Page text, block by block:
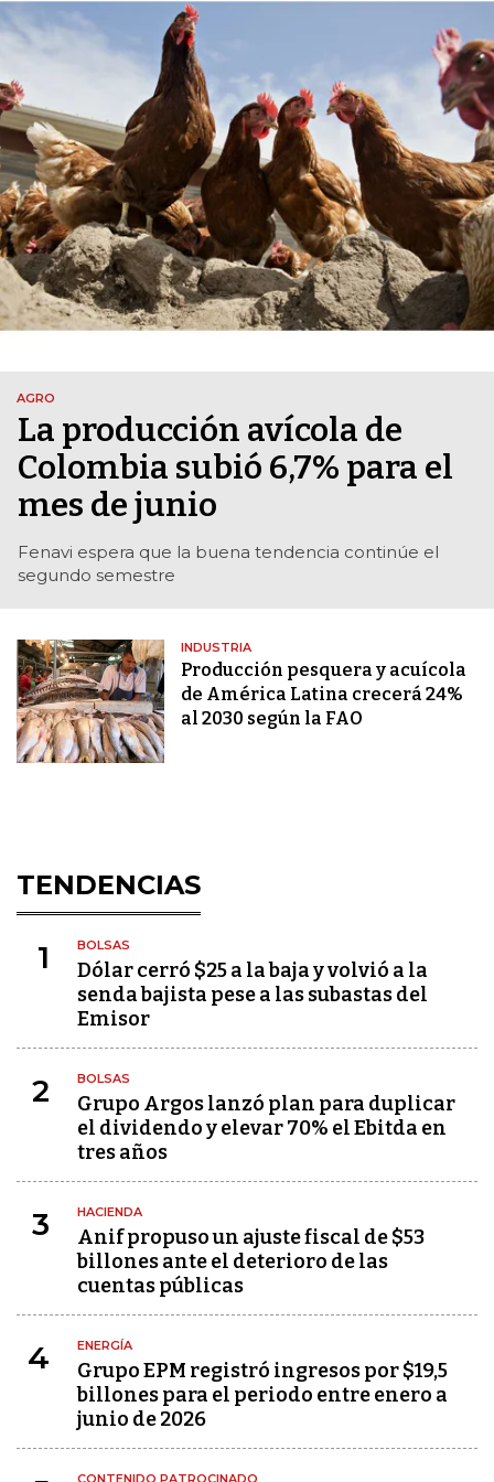
AGRO
La producción avícola de
Colombia subió 6,7% para el
mes de junio
Fenavi espera que la buena tendencia continúe el
segundo semestre
INDUSTRIA
Producción pesquera y acuícola
de América Latina crecerá 24%
al 2030 según la FAO
TENDENCIAS
1 BOLSAS
Dólar cerró $25 a la baja y volvió a la
senda bajista pese a las subastas del
Emisor
2 BOLSAS
Grupo Argos lanzó plan para duplicar
el dividendo y elevar 70% el Ebitda en
tres años
3 HACIENDA
Anif propuso un ajuste fiscal de $53
billones ante el deterioro de las
cuentas públicas
4 ENERGÍA
Grupo EPM registró ingresos por $19,5
billones para el periodo entre enero a
junio de 2026